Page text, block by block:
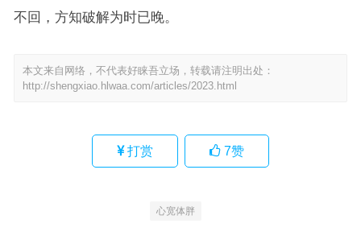
不回，方知破解为时已晚。
本文来自网络，不代表好睐吾立场，转载请注明出处：
http://shengxiao.hlwaa.com/articles/2023.html
打赏 7赞
心宽体胖